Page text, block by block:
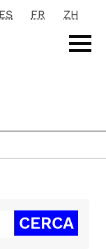
ES FR
ZH